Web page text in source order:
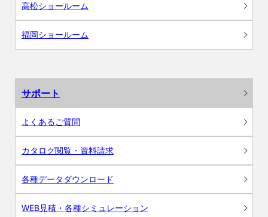
高松ショールーム
福岡ショールーム
サポート
よくあるご質問
カタログ閲覧・資料請求
各種データダウンロード
WEB見積・各種シミュレーション